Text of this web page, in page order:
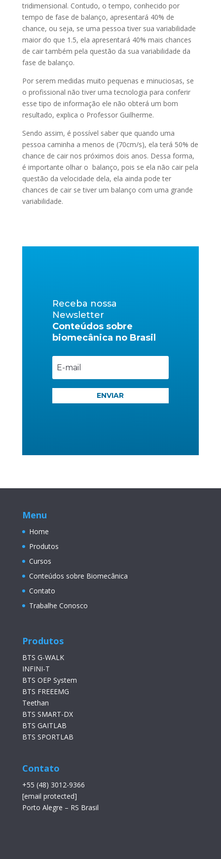
tridimensional. Contudo, o tempo, conhecido por
tempo de fase de balanço, apresentará 40% de
chance, ou seja, se uma pessoa tiver sua variabilidade
maior do que 1.5, ela apresentará 40% mais chances
de cair também pela questão da sua variabilidade da
fase de balanço.
Por serem medidas muito pequenas e minuciosas, se
o profissional não tiver uma tecnologia para conferir
esse tipo de informação ele não obterá um bom
resultado, explica o Professor Guilherme.
Sendo assim, é possível saber que quando uma
pessoa caminha a menos de (70cm/s), ela terá 50% de
chance de cair nos próximos dois anos. Dessa forma,
é importante olhar o balanço, pois se ela não cair pela
questão da velocidade dela, ela ainda pode ter
chances de cair se tiver um balanço com uma grande
variabilidade.
Receba nossa
Newsletter
Conteúdos sobre
biomecânica no Brasil
ENVIAR
Menu
Home
Produtos
Cursos
Conteúdos sobre Biomecânica
Contato
Trabalhe Conosco
Produtos
BTS G-WALK
INFINI-T
BTS OEP System
BTS FREEEMG
Teethan
BTS SMART-DX
BTS GAITLAB
BTS SPORTLAB
Contato
+55 (48) 3012-9366
[email protected]
Porto Alegre – RS Brasil